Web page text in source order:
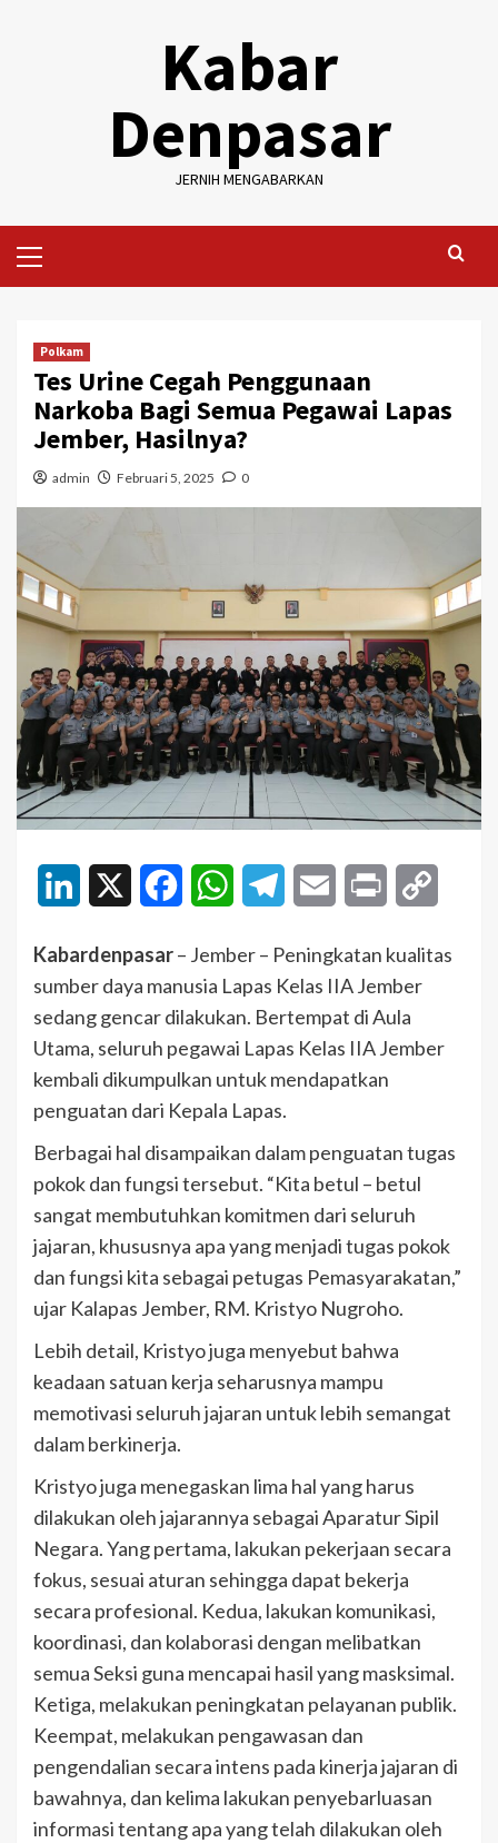
Kabar
Denpasar
JERNIH MENGABARKAN
Menu
Polkam
Tes Urine Cegah Penggunaan
Narkoba Bagi Semua Pegawai Lapas
Jember, Hasilnya?
admin Februari 5, 2025 0
LinkedIn FacebookWhatsAppTelegramEmail Print
Kabardenpasar– Jember – Peningkatan kualitas
sumber daya manusia Lapas Kelas IIA Jember
sedang gencar dilakukan. Bertempat di Aula
Utama, seluruh pegawai Lapas Kelas IIA Jember
kembali dikumpulkan untuk mendapatkan
penguatan dari Kepala Lapas.
Berbagai hal disampaikan dalam penguatan tugas
pokok dan fungsi tersebut. “Kita betul – betul
sangat membutuhkan komitmen dari seluruh
jajaran, khususnya apa yang menjadi tugas pokok
dan fungsi kita sebagai petugas Pemasyarakatan,”
ujar Kalapas Jember, RM. Kristyo Nugroho.
Lebih detail, Kristyo juga menyebut bahwa
keadaan satuan kerja seharusnya mampu
memotivasi seluruh jajaran untuk lebih semangat
dalam berkinerja.
Kristyo juga menegaskan lima hal yang harus
dilakukan oleh jajarannya sebagai Aparatur Sipil
Negara. Yang pertama, lakukan pekerjaan secara
fokus, sesuai aturan sehingga dapat bekerja
secara profesional. Kedua, lakukan komunikasi,
koordinasi, dan kolaborasi dengan melibatkan
semua Seksi guna mencapai hasil yang masksimal.
Ketiga, melakukan peningkatan pelayanan publik.
Keempat, melakukan pengawasan dan
pengendalian secara intens pada kinerja jajaran di
bawahnya, dan kelima lakukan penyebarluasan
informasi tentang apa yang telah dilakukan oleh